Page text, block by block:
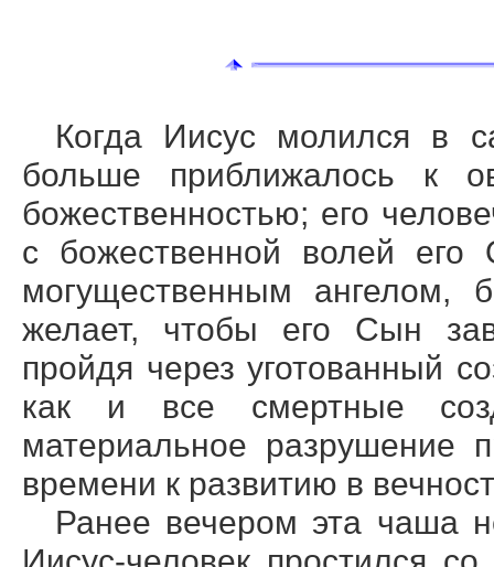
Когда Иисус молился в
больше приближалось к
божественностью; его
с божественной волей
могущественным
желает, чтобы его Сын
пройдя через уготованный
как и все смертные
материальное разрушение
времени к развитию в
Ранее вечером эта чаша